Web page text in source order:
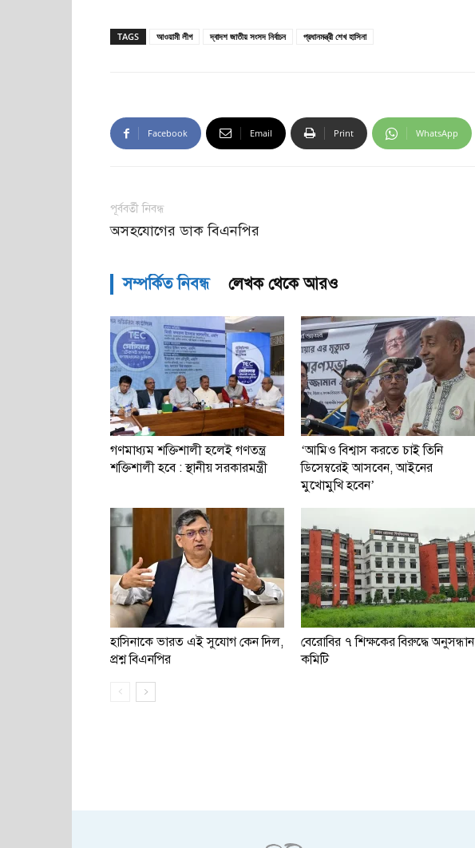
TAGS আওয়ামী লীগ দ্বাদশ জাতীয় সংসদ নির্বাচন প্রধানমন্ত্রী শেখ হাসিনা
Facebook Email Print WhatsApp
পূর্ববর্তী নিবন্ধ
অসহযোগের ডাক বিএনপির
সম্পর্কিত নিবন্ধ লেখক থেকে আরও
গণমাধ্যম শক্তিশালী হলেই গণতন্ত্র
শক্তিশালী হবে : স্থানীয় সরকারমন্ত্রী
‘আমিও বিশ্বাস করতে চাই তিনি
ডিসেম্বরেই আসবেন, আইনের
মুখোমুখি হবেন’
হাসিনাকে ভারত এই সুযোগ কেন দিল,
প্রশ্ন বিএনপির
বেরোবির ৭ শিক্ষকের বিরুদ্ধে অনুসন্ধান
কমিটি